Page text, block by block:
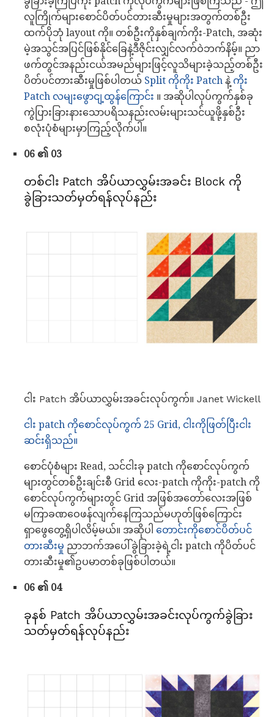
လူကြိုက်များစောင်ပိတ်ပင်တားဆီးမှုများအတွက်တစ်ဦး
ထက်ပိုဘုံ layout ကို။ တစ်ဦးကိုနှစ်ချက်ကိုး-Patch, အဆုံး
မဲ့အသွင်အပြင်ဖြစ်နိုင်ခြေနဲ့ဒီဇိုင်းလျှင်လက်ဝဲဘက်နိမ့်။ ညာ
ဖက်တွင်အနည်းငယ်အမည်များဖြင့်လူသိများခဲ့သည့်တစ်ဦး
ပိတ်ပင်တားဆီးမှုဖြစ်ပါတယ် Split ကိုကိုး Patch နဲ့ ကိုး
Patch လမျးဖွောငျ့ထွန်ကြောင်း ။ အဆိုပါလုပ်ကွက်နှစ်ခု
ကွဲပြားခြားနားသောပရိသနည်းလမ်းများသင်ယူဖို့နှစ်ဦး
စလုံးပုံစံများမှာကြည့်လိုက်ပါ။
06 ၏ 03
တစ်ငါး Patch အိပ်ယာလွှမ်းအခင်း Block ကို
ခွဲခြားသတ်မှတ်ရန်လုပ်နည်း
ငါး Patch အိပ်ယာလွှမ်းအခင်းလုပ်ကွက်။ Janet Wickell
ငါး patch ကိုစောင်လုပ်ကွက် 25 Grid, ငါးကိုဖြတ်ပြီးငါး
ဆင်းရှိသည်။
စောင်ပုံစံများ Read, သင်ငါးခု patch ကိုစောင်လုပ်ကွက်
များတွင်တစ်ဦးချင်းစီ Grid လေး-patch ကိုကိုး-patch ကို
စောင်လုပ်ကွက်များတွင် Grid အဖြစ်အတော်လေးအဖြစ်
မကြာခဏဝေဖန်လျက်နေကြသည်မဟုတ်ဖြစ်ကြောင်း
ရှာဖွေတွေ့ရှိပါလိမ့်မယ်။ အဆိုပါ တောင်းကိုစောင်ပိတ်ပင်
တားဆီးမှု ညာဘက်အပေါ်ခွဲခြားခဲ့ရဲ့ငါး patch ကိုပိတ်ပင်
တားဆီးမှု၏ဥပမာတစ်ခုဖြစ်ပါတယ်။
06 ၏ 04
ခုနစ် Patch အိပ်ယာလွှမ်းအခင်းလုပ်ကွက်ခွဲခြား
သတ်မှတ်ရန်လုပ်နည်း